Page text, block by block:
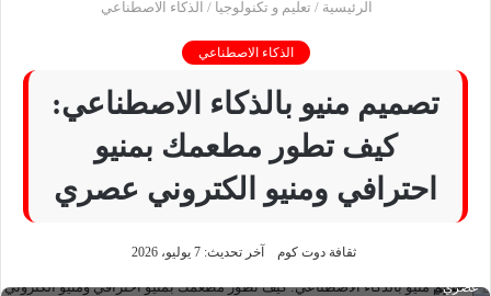
الرئيسية / تعليم و تكنولوجيا / الذكاء الاصطناعي
الذكاء الاصطناعي
تصميم منيو بالذكاء الاصطناعي:
كيف تطور مطعمك بمنيو
احترافي ومنيو الكتروني عصري
ثقافة دوت كوم آخر تحديث: 7 يوليو، 2026
تصميم منيو بالذكاء الاصطناعي: كيف تطور مطعمك بمنيو احترافي ومنيو الكتروني
عصري